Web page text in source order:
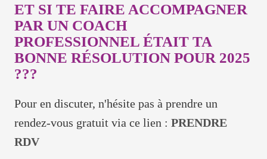
ET SI TE FAIRE ACCOMPAGNER
PAR UN COACH
PROFESSIONNEL ÉTAIT TA
BONNE RÉSOLUTION POUR 2025
???
Pour en discuter, n'hésite pas à prendre un
rendez-vous gratuit via ce lien : PRENDRE
RDV